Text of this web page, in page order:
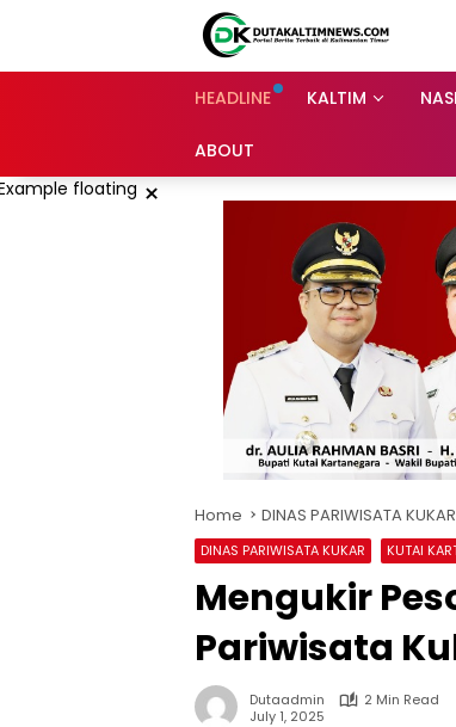
HEADLINE KALTIM
ABOUT
×
Home DINAS PARIWISATA KUKAR
DINAS PARIWISATA KUKAR KUTAI
Mengukir
Pariwisata
Dutaadmin
2 Min Read
July 1, 2025